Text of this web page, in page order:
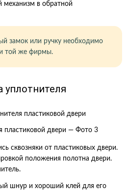
механизм в обратной
замок или ручку необходимо
той же фирмы.
уплотнителя
пластиковой двери — Фото 3
сквозняки от пластиковых двери.
положения полотна двери.
шнур и хороший клей для его